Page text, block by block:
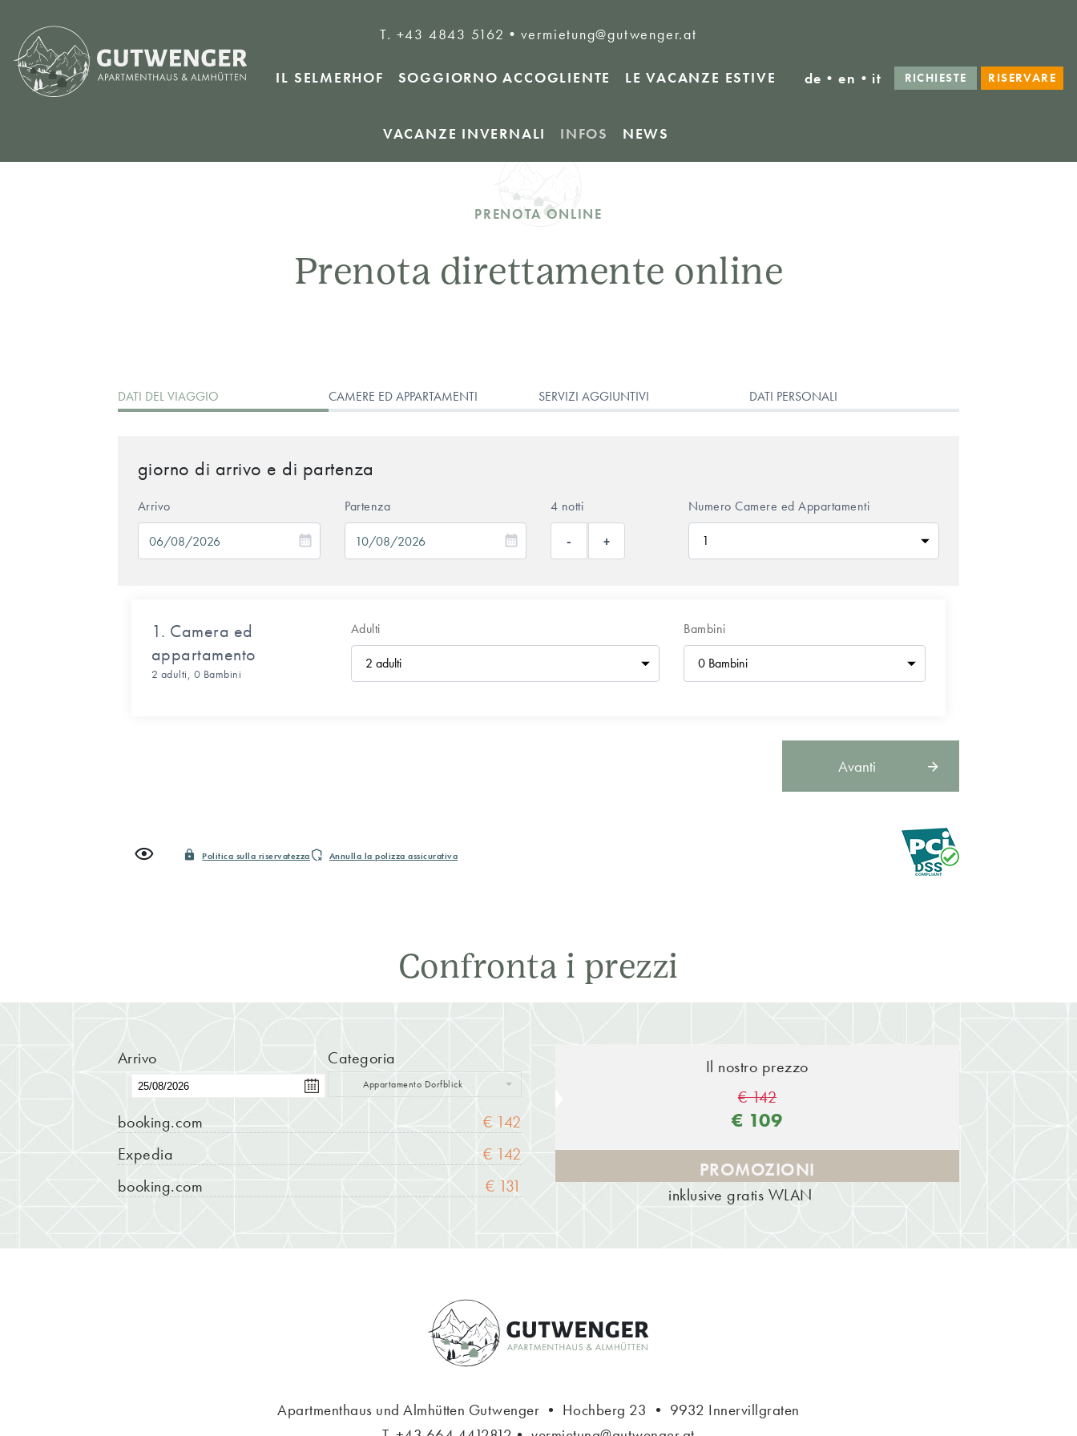
T. +43 4843 5162 • vermietung@gutwenger.at
IL SELMERHOF SOGGIORNO ACCOGLIENTE LE VACANZE ESTIVE
VACANZE INVERNALI INFOS NEWS
de •en • it RICHIESTE RISERVARE
PRENOTA ONLINE
Prenota direttamente online
DATI DEL VIAGGIO CAMERE ED APPARTAMENTI SERVIZI AGGIUNTIVI DATI PERSONALI
giorno di arrivo e di partenza
Arrivo Partenza 4 notti
- +
Numero Camere ed Appartamenti
1. Camera ed
appartamento
2 adulti, 0 Bambini
Adulti Bambini
Avanti
Politica sulla riservatezza Annulla la polizza assicurativa
Confronta i prezzi
Arrivo Categoria
Appartamento Dorfblick
booking.com
€ 142
Expedia
€ 142
booking.com
€ 131
Il nostro prezzo
€ 142
€ 109
PROMOZIONI
inklusive gratis WLAN
Apartmenthaus und Almhütten Gutwenger • Hochberg 23 • 9932 Innervillgraten